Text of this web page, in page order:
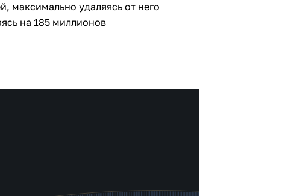
максимально удаляясь от него
на 185 миллионов